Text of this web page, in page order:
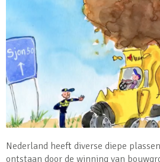
Nederland heeft diverse diepe
ontstaan door de winning van